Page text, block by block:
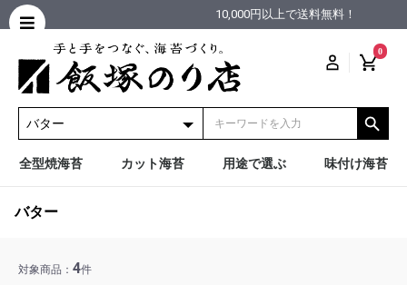
10,000円以上で送料無料！
0
全型焼海苔 カット海苔 用途で選ぶ 味付け海苔
バター
対象商品： 4件